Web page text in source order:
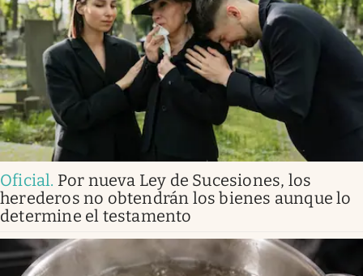
Oficial. Por nueva Ley de Sucesiones, los
herederos no obtendrán los bienes aunque lo
determine el testamento